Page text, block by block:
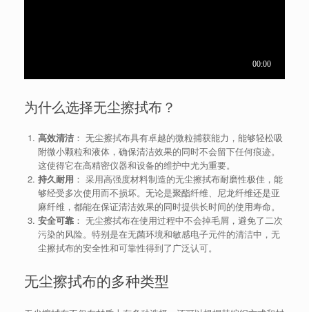
为什么选择无尘擦拭布？
高效清洁： 无尘擦拭布具有卓越的微粒捕获能力，能够轻松吸
附微小颗粒和液体，确保清洁效果的同时不会留下任何痕迹。
这使得它在高精密仪器和设备的维护中尤为重要。
持久耐用 ： 采用高强度材料制造的无尘擦拭布耐磨性极佳，能
够经受多次使用而不损坏。无论是聚酯纤维、尼龙纤维还是亚
麻纤维，都能在保证清洁效果的同时提供长时间的使用寿命。
安全可靠： 无尘擦拭布在使用过程中不会掉毛屑，避免了二次
污染的风险。特别是在无菌环境和敏感电子元件的清洁中，无
尘擦拭布的安全性和可靠性得到了广泛认可。
无尘擦拭布的多种类型